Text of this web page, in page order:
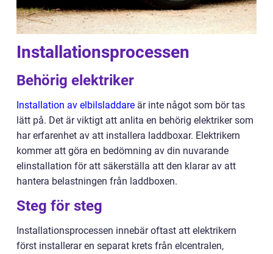
Installationsprocessen
Behörig elektriker
Installation av elbilsladdare är inte något som bör tas
lätt på. Det är viktigt att anlita en behörig elektriker som
har erfarenhet av att installera laddboxar. Elektrikern
kommer att göra en bedömning av din nuvarande
elinstallation för att säkerställa att den klarar av att
hantera belastningen från laddboxen.
Steg för steg
Installationsprocessen innebär oftast att elektrikern
först installerar en separat krets från elcentralen,